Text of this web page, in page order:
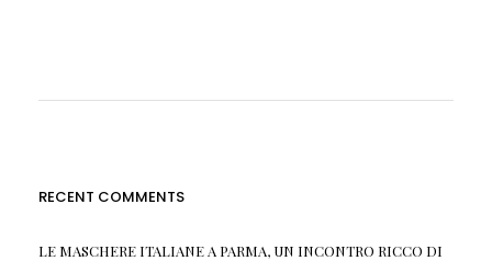
RECENT COMMENTS
LE MASCHERE ITALIANE A PARMA, UN INCONTRO RICCO DI